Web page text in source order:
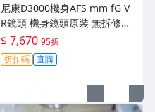
尼康D3000機身AFS mm fG V
R鏡頭 機身鏡頭原裝 無拆修無
翻新 有輕微使用痕跡 鏡頭-34
30
$ 7,670 95折
折扣碼 直購